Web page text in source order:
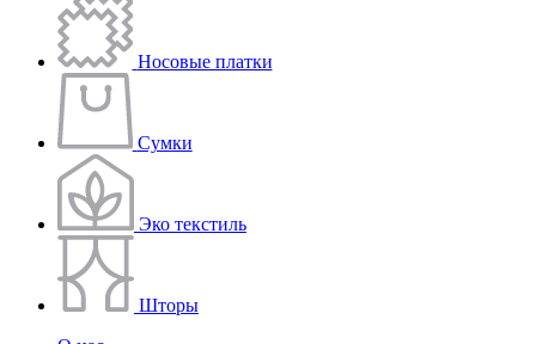
Носовые платки
Сумки
Эко текстиль
Шторы